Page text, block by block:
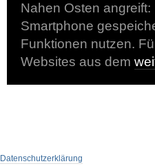
Nahen Osten angreift:
Smartphone
Funktionen nutzen.
Websites aus dem
Datenschutzerklärung